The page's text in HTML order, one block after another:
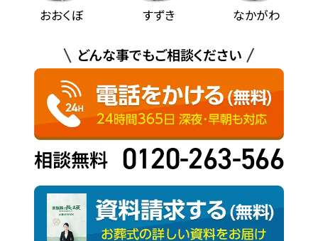
おおくぼ すずき なかがわ
どんな事でもご相談ください
相談無料 0120-263-566